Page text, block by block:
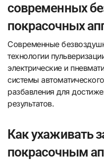
современных
покрасочных
Современные
технологии
электрические и
системы
разбавления для
результатов.
Как ухаживать
покрасочным